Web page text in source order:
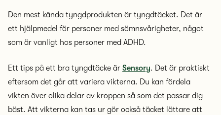
Den mest kända tyngdprodukten är tyngdtäcket. Det är
ett hjälpmedel för personer med sömnsvårigheter, något
som är vanligt hos personer med ADHD.
Ett tips på ett bra tyngdtäcke är Sensory. Det är praktiskt
eftersom det går att variera vikterna. Du kan fördela
vikten över olika delar av kroppen så som det passar dig
bäst. Att vikterna kan tas ur gör också täcket lättare att